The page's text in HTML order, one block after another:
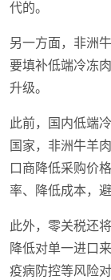
代的。
另一方面，非洲
要填补低端冷冻
升级。
此前，国内低端
国家，非洲牛羊
口商降低采购价
率、降低成本，
此外，零关税还
降低对单一进口
疫病防控等风险